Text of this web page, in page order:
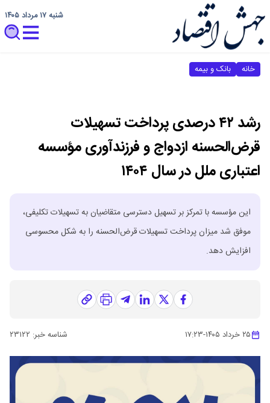
شنبه ۱۷ مرداد ۱۴۰۵
خانه بانک و بیمه
رشد ۴۲ درصدی پرداخت تسهیلات
قرض‌الحسنه ازدواج و فرزندآوری مؤسسه
اعتباری ملل در سال ۱۴۰۴
این مؤسسه با تمرکز بر تسهیل دسترسی متقاضیان به تسهیلات تکلیفی،
موفق شد میزان پرداخت تسهیلات قرض‌الحسنه را به شکل محسوسی
افزایش دهد.
۲۵ خرداد ۱۴۰۵ -۱۷:۲۳ شناسه خبر: ۲۳۱۲۲